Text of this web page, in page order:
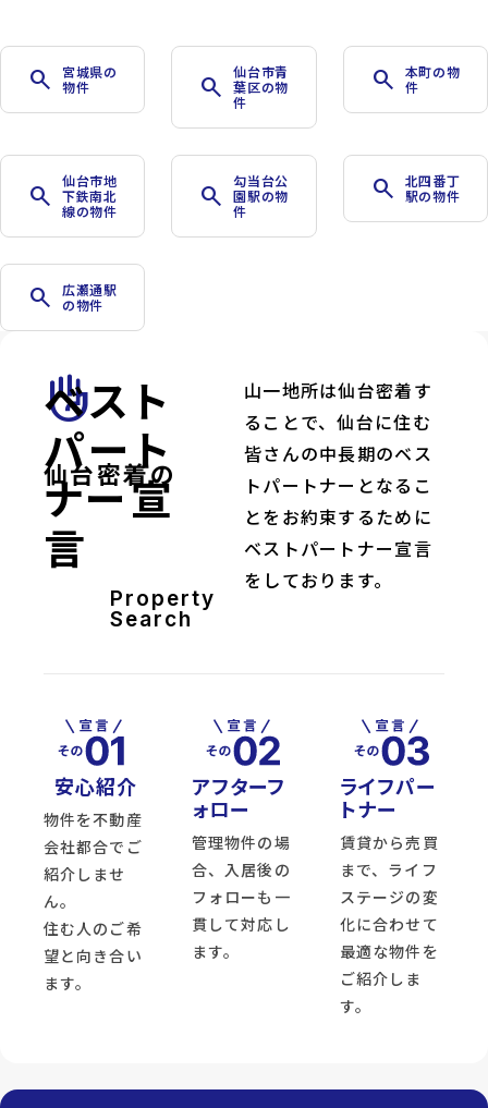
search
宮城県の
物件
search
仙台市青
葉区の物
件
search
本町の物
件
search
仙台市地
下鉄南北
線の物件
search
勾当台公
園駅の物
件
search
北四番丁
駅の物件
search
広瀬通駅
の物件
front_hand
仙台密着の
ベスト
パート
ナー宣
言
Property
Search
山一地所は仙台密着す
ることで、仙台に住む
皆さんの中長期のベス
トパートナーとなるこ
とをお約束するために
ベストパートナー宣言
をしております。
安心紹介
物件を不動産
会社都合でご
紹介しませ
ん。
住む人のご希
望と向き合い
ます。
アフターフ
ォロー
管理物件の場
合、入居後の
フォローも一
貫して対応し
ます。
ライフパー
トナー
賃貸から売買
まで、ライフ
ステージの変
化に合わせて
最適な物件を
ご紹介しま
す。